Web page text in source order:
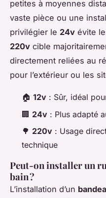
petites à moyennes
vaste pièce ou une
privilégier le 24v évite
220v cible
directement reliées au
pour l’extérieur ou les
🏠 12v : Sûr, idéal
🏢 24v : Plus adapté
🌳 220v : Usage
technique
Peut-on installer un
bain ?
L’installation d’un